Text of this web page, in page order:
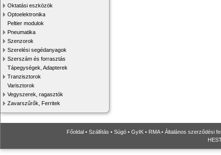
Oktatási eszközök
Optoelektronika
Peltier modulok
Pneumatika
Szenzorok
Szerelési segédanyagok
Szerszám és forrasztás
Tápegységek, Adapterek
Tranzisztorok
Varisztorok
Vegyszerek, ragasztók
Zavarszűrők, Ferritek
Főoldal • Szállítás • Súgó • GyIK • RMA• Általános szerződési